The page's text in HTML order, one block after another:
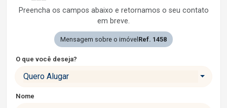
Preencha os campos abaixo e retornamos o seu contato
em breve.
Mensagem sobre o imóvel Ref. 1458
O que você deseja?
Quero Alugar
Nome